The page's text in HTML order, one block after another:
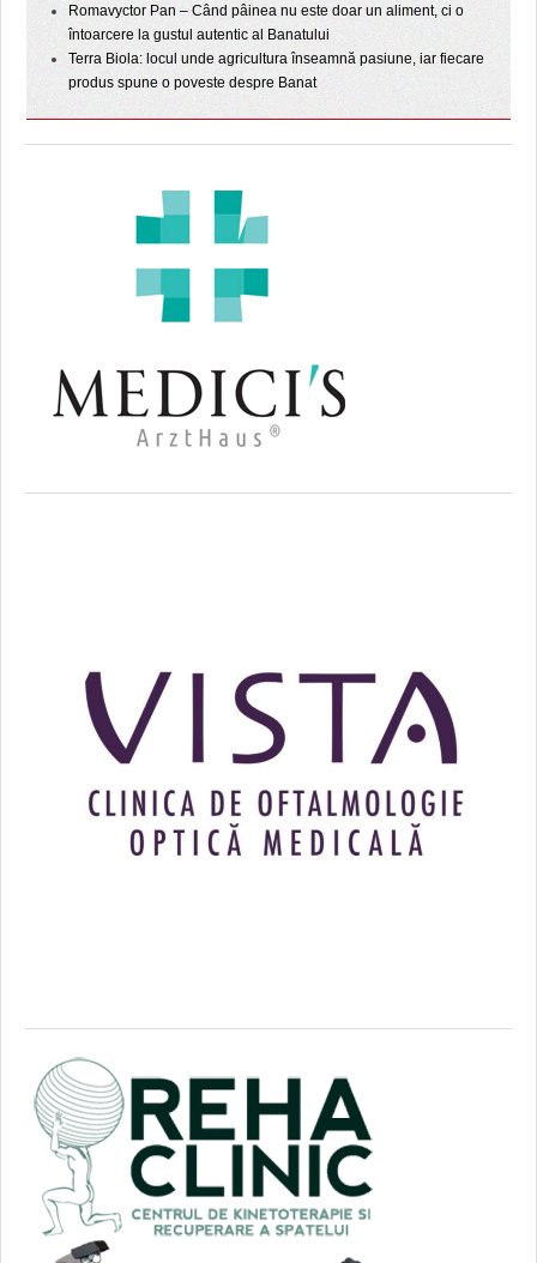
Romavyctor Pan – Când pâinea nu este doar un aliment, ci o
întoarcere la gustul autentic al Banatului
Terra Biola: locul unde agricultura înseamnă pasiune, iar fiecare
produs spune o poveste despre Banat